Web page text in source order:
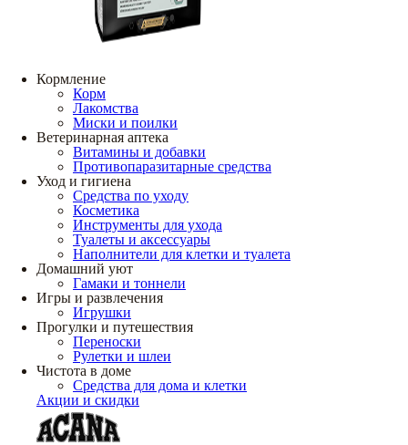
Кормление
Корм
Лакомства
Миски и поилки
Ветеринарная аптека
Витамины и добавки
Противопаразитарные средства
Уход и гигиена
Средства по уходу
Косметика
Инструменты для ухода
Туалеты и аксессуары
Наполнители для клетки и туалета
Домашний уют
Гамаки и тоннели
Игры и развлечения
Игрушки
Прогулки и путешествия
Переноски
Рулетки и шлеи
Чистота в доме
Средства для дома и клетки
Акции и скидки